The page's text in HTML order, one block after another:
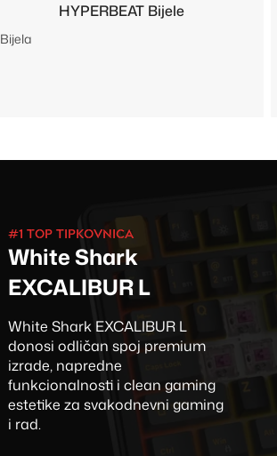
HYPERBEAT Bijele
Bijela
#1 TOP TIPKOVNICA
White Shark
EXCALIBUR L
White Shark EXCALIBUR L
donosi odličan spoj premium
izrade, napredne
funkcionalnosti i clean gaming
estetike za svakodnevni gaming
i rad.